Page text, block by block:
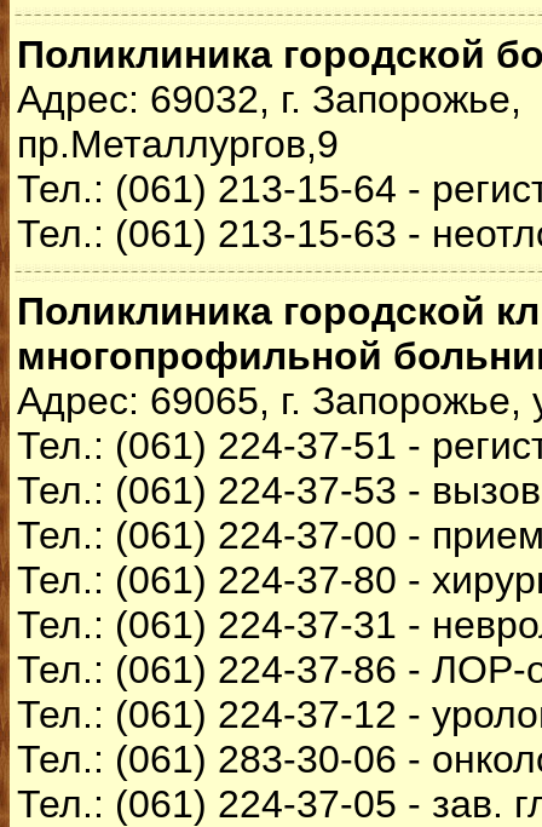
Поликлиника городской
Адрес: 69032, г. Запорожье,
пр.Металлургов,9
Тел.: (061) 213-15-64 -
Тел.: (061) 213-15-63 -
Поликлиника городской
многопрофильной
Адрес: 69065, г. Запорожье,
Тел.: (061) 224-37-51 -
Тел.: (061) 224-37-53 -
Тел.: (061) 224-37-00 -
Тел.: (061) 224-37-80 -
Тел.: (061) 224-37-31 -
Тел.: (061) 224-37-86 - ЛОР-
Тел.: (061) 224-37-12 -
Тел.: (061) 283-30-06 -
Тел.: (061) 224-37-05 - зав.